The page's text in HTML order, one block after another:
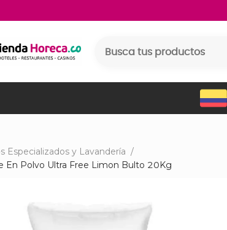
Especializados y Lavandería /
En Polvo Ultra Free Limon Bulto 20Kg